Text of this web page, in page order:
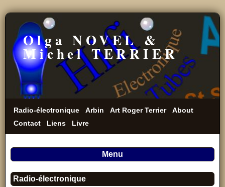
Olga NOVEL &
Michel TERRIER
Radio-électronique Arbin Art Roger Terrier
About
Contact
Liens Livre
Menu
Radio-électronique